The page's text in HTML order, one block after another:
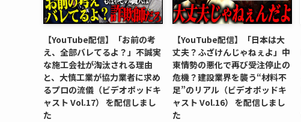
【YouTube配信】「お前の考
え、全部バレてるよ？」不誠実
な施工会社が淘汰される理由
と、大慎工業が協力業者に求め
るプロの流儀（ビデオポッドキ
ャスト Vol.17） を配信しまし
た
【YouTube配信】「日本は大
丈夫？ふざけんじゃねぇよ」中
東情勢の悪化で再び受注停止の
危機？建設業界を襲う“材料不
足”のリアル（ビデオポッドキ
ャスト Vol.16） を配信しまし
た